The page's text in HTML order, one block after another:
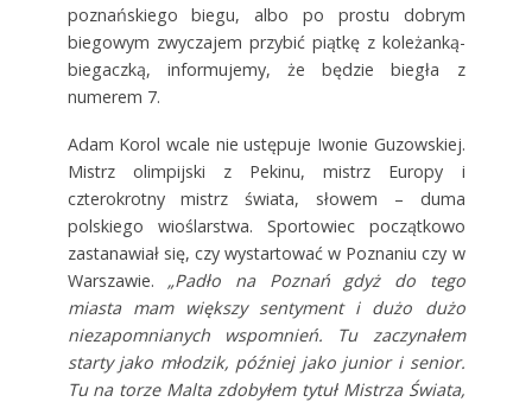
poznańskiego biegu, albo po prostu dobrym
biegowym zwyczajem przybić piątkę z koleżanką-
biegaczką, informujemy, że będzie biegła z
numerem 7.
Adam Korol wcale nie ustępuje Iwonie Guzowskiej.
Mistrz olimpijski z Pekinu, mistrz Europy i
czterokrotny mistrz świata, słowem – duma
polskiego wioślarstwa. Sportowiec początkowo
zastanawiał się, czy wystartować w Poznaniu czy w
Warszawie. „Padło na Poznań gdyż do tego
miasta mam większy sentyment i dużo dużo
niezapomnianych wspomnień. Tu zaczynałem
starty jako młodzik, później jako junior i senior.
Tu na torze Malta zdobyłem tytuł Mistrza Świata,